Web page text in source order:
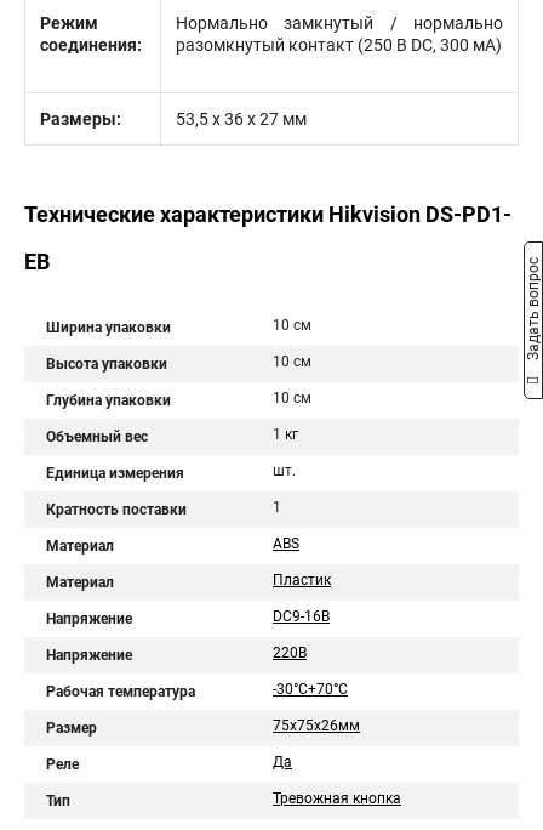
Режим
соединения:
Нормально замкнутый / нормально
разомкнутый контакт (250 В DC, 300 мА)
Размеры: 53,5 х 36 х 27 мм
Технические характеристики Hikvision DS-PD1-
EB
Ширина упаковки 10 см
Высота упаковки 10 см
Глубина упаковки 10 см
Объемный вес 1 кг
Единица измерения шт.
Кратность поставки 1
Материал ABS
Материал Пластик
Напряжение DC9-16В
Напряжение 220В
Рабочая температура -30°C+70°C
Размер 75х75х26мм
Реле Да
Тип Тревожная кнопка
Задать вопрос